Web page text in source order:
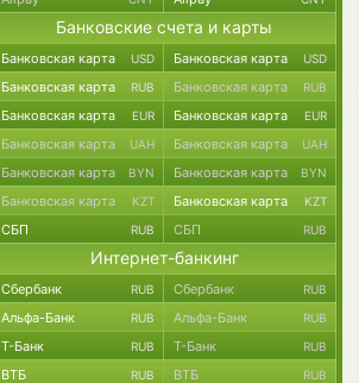
Банковские счета и карты
Банковская карта USD Банковская карта USD
Банковская карта RUB Банковская карта RUB
Банковская карта EUR Банковская карта EUR
Банковская карта UAH Банковская карта UAH
Банковская карта BYN Банковская карта BYN
Банковская карта KZT Банковская карта KZT
СБП RUB СБП RUB
Интернет-банкинг
Сбербанк RUB Сбербанк RUB
Альфа-Банк RUB Альфа-Банк RUB
Т-Банк RUB Т-Банк RUB
ВТБ RUB ВТБ RUB